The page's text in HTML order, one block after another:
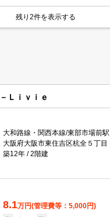
残り2件を表示する
Ｌｉｖｉｅ
大和路線・関西本線/東部市場前
大阪府大阪市東住吉区杭全５丁目
築12年
2階建
8.1万円(管理費等：5,000円)